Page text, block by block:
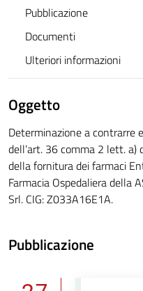
Pubblicazione
Documenti
Ulteriori informazioni
Oggetto
Determinazione a contrarre
dell’art. 36 comma 2 lett. a)
della fornitura dei farmaci
Farmacia Ospedaliera della
Srl. CIG: Z033A16E1A.
Pubblicazione